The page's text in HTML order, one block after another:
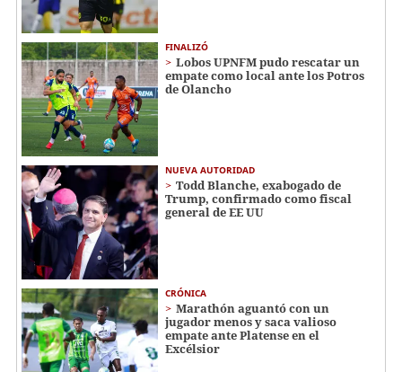
FINALIZÓ
Lobos UPNFM pudo rescatar un
empate como local ante los Potros
de Olancho
NUEVA AUTORIDAD
Todd Blanche, exabogado de
Trump, confirmado como fiscal
general de EE UU
CRÓNICA
Marathón aguantó con un
jugador menos y saca valioso
empate ante Platense en el
Excélsior